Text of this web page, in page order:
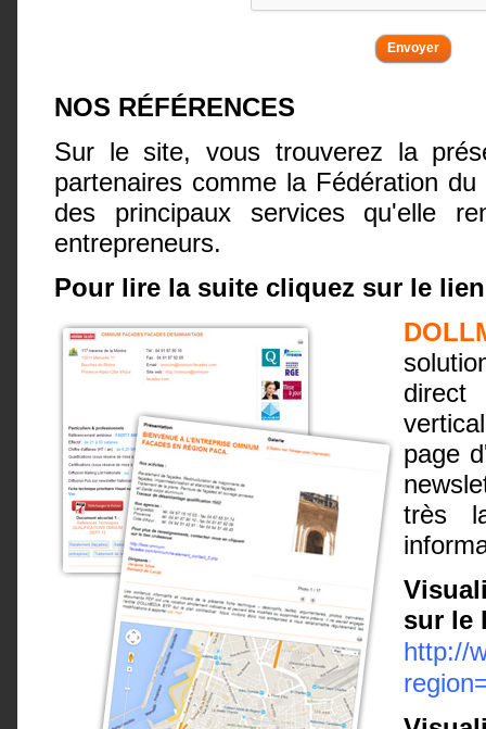
NOS RÉFÉRENCES
Sur le site, vous trouverez la
partenaires comme la Fédération
des principaux services qu'elle
entrepreneurs.
Pour lire la suite cliquez sur le
direct
page
très
sur le
http://